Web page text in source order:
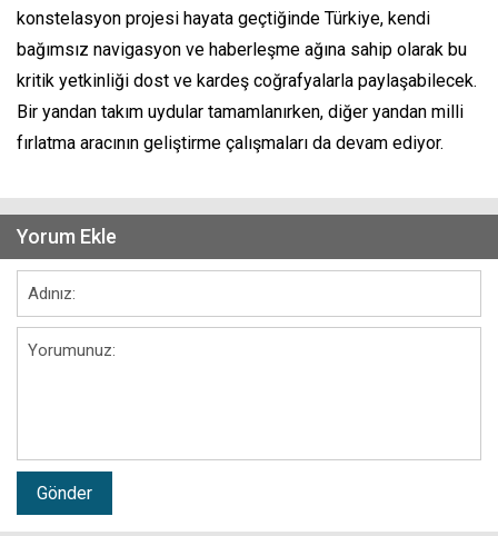
konstelasyon projesi hayata geçtiğinde Türkiye, kendi
bağımsız navigasyon ve haberleşme ağına sahip olarak bu
kritik yetkinliği dost ve kardeş coğrafyalarla paylaşabilecek.
Bir yandan takım uydular tamamlanırken, diğer yandan milli
fırlatma aracının geliştirme çalışmaları da devam ediyor.
Yorum Ekle
Gönder